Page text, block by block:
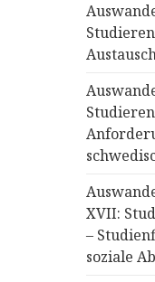
XVII:
–
soziale